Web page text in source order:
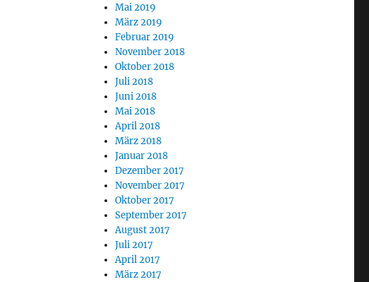
Mai 2019
März 2019
Februar 2019
November 2018
Oktober 2018
Juli 2018
Juni 2018
Mai 2018
April 2018
März 2018
Januar 2018
Dezember 2017
November 2017
Oktober 2017
September 2017
August 2017
Juli 2017
April 2017
März 2017